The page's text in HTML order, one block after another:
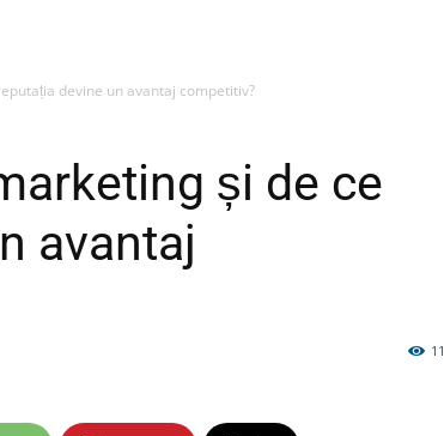
devine un avantaj competitiv?
și de ce
avantaj
11